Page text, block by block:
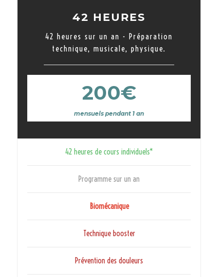
42 HEURES
42 heures sur un an - Préparation
technique, musicale, physique.
200€
mensuels pendant 1 an
42 heures de cours individuels*
Programme sur un an
Biomécanique
Technique booster
Prévention des douleurs